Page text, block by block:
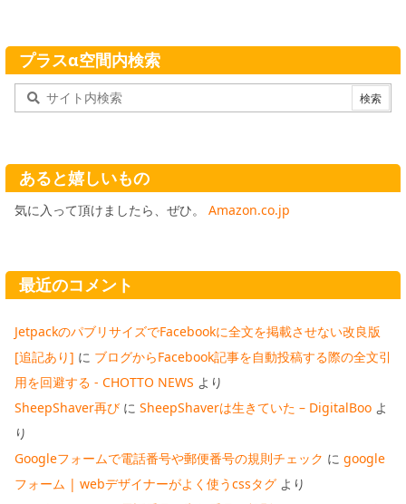
プラスα空間内検索
あると嬉しいもの
気に入って頂けましたら、ぜひ。 Amazon.co.jp
最近のコメント
JetpackのパブリサイズでFacebookに全文を掲載させない改良版
[追記あり] に ブログからFacebook記事を自動投稿する際の全文引
用を回避する - CHOTTO NEWS より
SheepShaver再び に SheepShaverは生きていた – DigitalBoo よ
り
Googleフォームで電話番号や郵便番号の規則チェック に google
フォーム | webデザイナーがよく使うcssタグ より